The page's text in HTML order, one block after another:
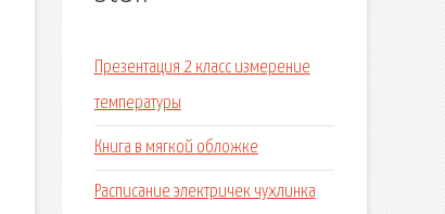
Презентация 2 класс измерение
температуры
Книга в мягкой обложке
Расписание электричек чухлинка